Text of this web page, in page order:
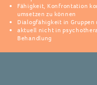
Fähigkeit, Konfrontation
umsetzen zu können
Dialogfähigkeit in Gruppen
aktuell nicht in
Behandlung